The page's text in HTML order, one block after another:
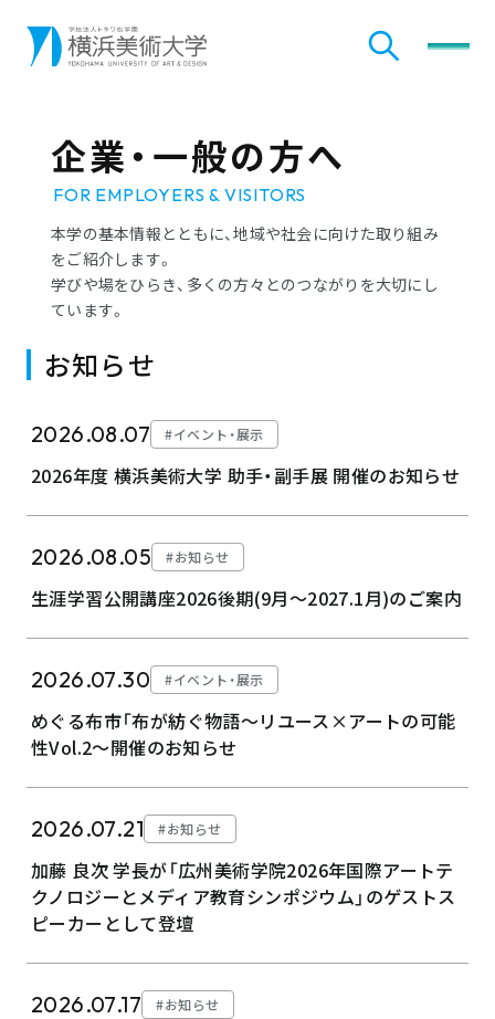
検索
企業・一般の方へ
FOR EMPLOYERS & VISITORS
本学の基本情報とともに、地域や社会に向けた取り組み
をご紹介します。
学びや場をひらき、多くの方々とのつながりを大切にし
ています。
お知らせ
2026.08.07 #イベント・展示
2026年度 横浜美術大学 助手・副手展 開催のお知らせ
2026.08.05 #お知らせ
生涯学習公開講座2026後期(9月～2027.1月)のご案内
2026.07.30 #イベント・展示
めぐる布市「布が紡ぐ物語～リユース×アートの可能
性Vol.2～開催のお知らせ
2026.07.21 #お知らせ
加藤 良次 学長が「広州美術学院2026年国際アートテ
クノロジーとメディア教育シンポジウム」のゲストス
ピーカーとして登壇
2026.07.17 #お知らせ